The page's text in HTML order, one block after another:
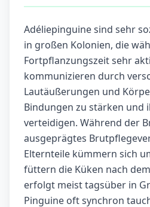
Adéliepinguine sind sehr
in großen Kolonien, die
Fortpflanzungszeit sehr
kommunizieren durch
Lautäußerungen und
Bindungen zu stärken und
verteidigen. Während der
ausgeprägtes
Elternteile kümmern sich
füttern die Küken nach
erfolgt meist tagsüber in
Pinguine oft synchron